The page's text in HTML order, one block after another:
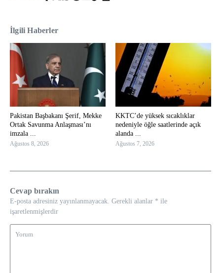
İlgili Haberler
Pakistan Başbakanı Şerif, Mekke
Ortak Savunma Anlaşması’nı
imzala ...
Ağustos 8, 2026
KKTC’de yüksek sıcaklıklar
nedeniyle öğle saatlerinde açık
alanda ...
Ağustos 7, 2026
Cevap bırakın
E-posta adresiniz yayınlanmayacak. Gerekli alanlar * ile
işaretlenmişlerdir